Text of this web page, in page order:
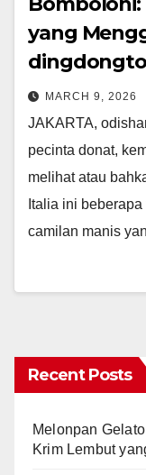
yang
MARCH 9, 2026
JAKARTA,
pecinta donat,
melihat atau
Italia ini
camilan manis
Recent Posts
Melonpan
Krim Lembut